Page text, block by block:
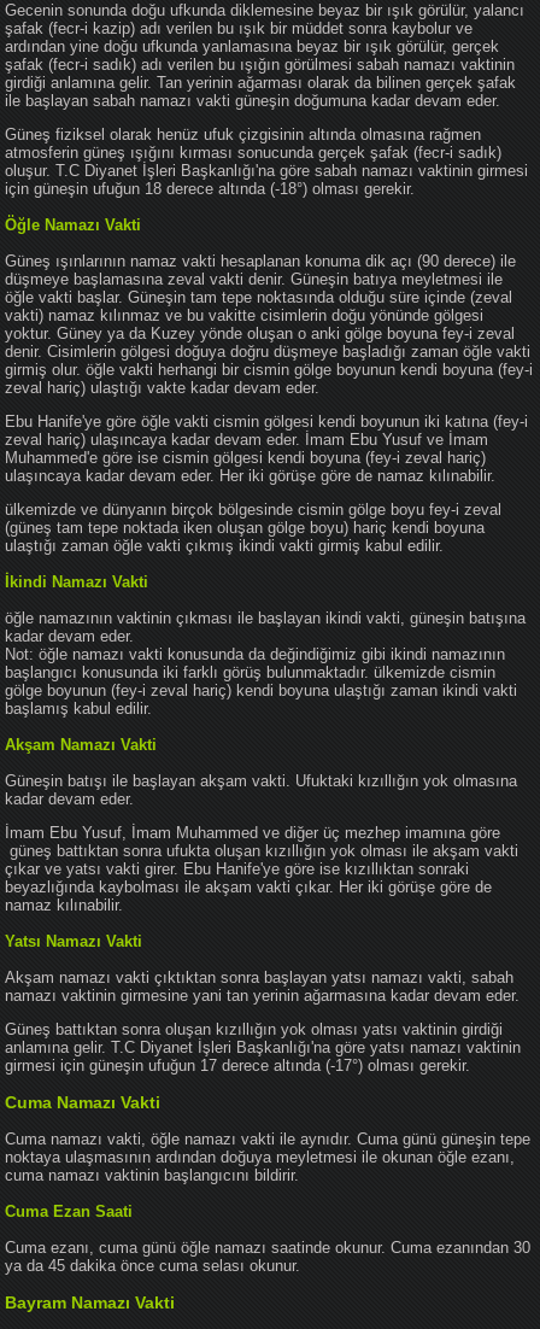
Gecenin sonunda doğu ufkunda diklemesine beyaz bir ışık görülür, yalancı
şafak (fecr-i kazip) adı verilen bu ışık bir müddet sonra kaybolur ve
ardından yine doğu ufkunda yanlamasına beyaz bir ışık görülür, gerçek
şafak (fecr-i sadık) adı verilen bu ışığın görülmesi sabah namazı vaktinin
girdiği anlamına gelir. Tan yerinin ağarması olarak da bilinen gerçek şafak
ile başlayan sabah namazı vakti güneşin doğumuna kadar devam eder.
Güneş fiziksel olarak henüz ufuk çizgisinin altında olmasına rağmen
atmosferin güneş ışığını kırması sonucunda gerçek şafak (fecr-i sadık)
oluşur. T.C Diyanet İşleri Başkanlığı'na göre sabah namazı vaktinin girmesi
için güneşin ufuğun 18 derece altında (-18°) olması gerekir.
Öğle Namazı Vakti
Güneş ışınlarının namaz vakti hesaplanan konuma dik açı (90 derece) ile
düşmeye başlamasına zeval vakti denir. Güneşin batıya meyletmesi ile
öğle vakti başlar. Güneşin tam tepe noktasında olduğu süre içinde (zeval
vakti) namaz kılınmaz ve bu vakitte cisimlerin doğu yönünde gölgesi
yoktur. Güney ya da Kuzey yönde oluşan o anki gölge boyuna fey-i zeval
denir. Cisimlerin gölgesi doğuya doğru düşmeye başladığı zaman öğle vakti
girmiş olur. öğle vakti herhangi bir cismin gölge boyunun kendi boyuna (fey-i
zeval hariç) ulaştığı vakte kadar devam eder.
Ebu Hanife'ye göre öğle vakti cismin gölgesi kendi boyunun iki katına (fey-i
zeval hariç) ulaşıncaya kadar devam eder. İmam Ebu Yusuf ve İmam
Muhammed'e göre ise cismin gölgesi kendi boyuna (fey-i zeval hariç)
ulaşıncaya kadar devam eder. Her iki görüşe göre de namaz kılınabilir.
ülkemizde ve dünyanın birçok bölgesinde cismin gölge boyu fey-i zeval
(güneş tam tepe noktada iken oluşan gölge boyu) hariç kendi boyuna
ulaştığı zaman öğle vakti çıkmış ikindi vakti girmiş kabul edilir.
İkindi Namazı Vakti
öğle namazının vaktinin çıkması ile başlayan ikindi vakti, güneşin batışına
kadar devam eder.
Not: öğle namazı vakti konusunda da değindiğimiz gibi ikindi namazının
başlangıcı konusunda iki farklı görüş bulunmaktadır. ülkemizde cismin
gölge boyunun (fey-i zeval hariç) kendi boyuna ulaştığı zaman ikindi vakti
başlamış kabul edilir.
Akşam Namazı Vakti
Güneşin batışı ile başlayan akşam vakti. Ufuktaki kızıllığın yok olmasına
kadar devam eder.
İmam Ebu Yusuf, İmam Muhammed ve diğer üç mezhep imamına göre
güneş battıktan sonra ufukta oluşan kızıllığın yok olması ile akşam vakti
çıkar ve yatsı vakti girer. Ebu Hanife'ye göre ise kızıllıktan sonraki
beyazlığında kaybolması ile akşam vakti çıkar. Her iki görüşe göre de
namaz kılınabilir.
Yatsı Namazı Vakti
Akşam namazı vakti çıktıktan sonra başlayan yatsı namazı vakti, sabah
namazı vaktinin girmesine yani tan yerinin ağarmasına kadar devam eder.
Güneş battıktan sonra oluşan kızıllığın yok olması yatsı vaktinin girdiği
anlamına gelir. T.C Diyanet İşleri Başkanlığı'na göre yatsı namazı vaktinin
girmesi için güneşin ufuğun 17 derece altında (-17°) olması gerekir.
Cuma Namazı Vakti
Cuma namazı vakti, öğle namazı vakti ile aynıdır. Cuma günü güneşin tepe
noktaya ulaşmasının ardından doğuya meyletmesi ile okunan öğle ezanı,
cuma namazı vaktinin başlangıcını bildirir.
Cuma Ezan Saati
Cuma ezanı, cuma günü öğle namazı saatinde okunur. Cuma ezanından 30
ya da 45 dakika önce cuma selası okunur.
Bayram Namazı Vakti